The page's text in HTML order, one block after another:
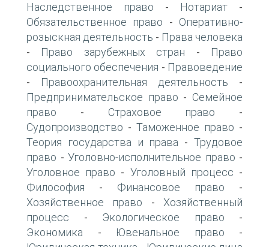
Наследственное право - Нотариат -
Обязательственное право - Оперативно-
розыскная деятельность - Права человека
- Право зарубежных стран -
Право
социального обеспечения - Правоведение
- Правоохранительная деятельность -
Предпринимательское право - Семейное
право - Страховое право -
Судопроизводство - Таможенное право -
Теория государства и права -Трудовое
право - Уголовно-исполнительное право -
Уголовное право - Уголовный процесс -
Философия - Финансовое право -
Хозяйственное право - Хозяйственный
процесс - Экологическое право -
Экономика - Ювенальное право -